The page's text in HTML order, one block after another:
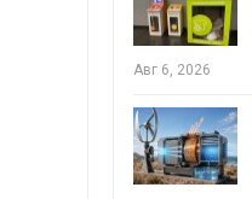
Авг 6, 2026